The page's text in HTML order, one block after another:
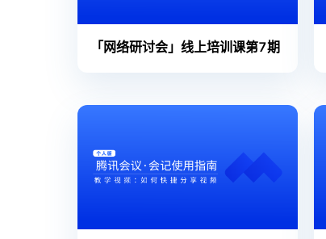
「网络研讨会」线上培训课第7期